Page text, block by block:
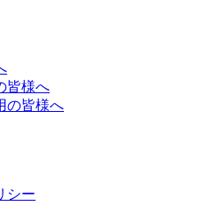
皆様へ
の皆様へ
シー